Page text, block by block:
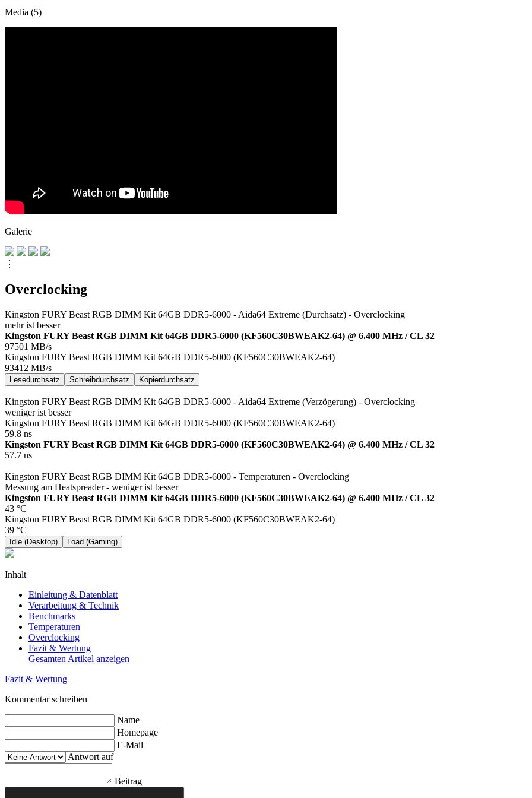
Media (5)
Galerie
⋮
Overclocking
Kingston FURY Beast RGB DIMM Kit 64GB DDR5-6000 - Aida64 Extreme (Durchsatz) - Overclocking
mehr ist besser
Kingston FURY Beast RGB DIMM Kit 64GB DDR5-6000 (KF560C30BWEAK2-64) @ 6.400 MHz / CL 32
97501 MB/s
Kingston FURY Beast RGB DIMM Kit 64GB DDR5-6000 (KF560C30BWEAK2-64)
93412 MB/s
Lesedurchsatz Schreibdurchsatz Kopierdurchsatz
Kingston FURY Beast RGB DIMM Kit 64GB DDR5-6000 - Aida64 Extreme (Verzögerung) - Overclocking
weniger ist besser
Kingston FURY Beast RGB DIMM Kit 64GB DDR5-6000 (KF560C30BWEAK2-64)
59.8 ns
Kingston FURY Beast RGB DIMM Kit 64GB DDR5-6000 (KF560C30BWEAK2-64) @ 6.400 MHz / CL 32
57.7 ns
Kingston FURY Beast RGB DIMM Kit 64GB DDR5-6000 - Temperaturen - Overclocking
Messung am Heatspreader - weniger ist besser
Kingston FURY Beast RGB DIMM Kit 64GB DDR5-6000 (KF560C30BWEAK2-64) @ 6.400 MHz / CL 32
43 °C
Kingston FURY Beast RGB DIMM Kit 64GB DDR5-6000 (KF560C30BWEAK2-64)
39 °C
Idle (Desktop) Load (Gaming)
Inhalt
Einleitung & Datenblatt
Verarbeitung & Technik
Benchmarks
Temperaturen
Overclocking
Fazit & Wertung
Gesamten Artikel anzeigen
Fazit & Wertung
Kommentar schreiben
Name
Homepage
E-Mail
Antwort auf
Beitrag